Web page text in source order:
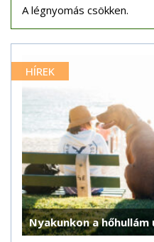
A légnyomás csökken.
HÍREK
Nyakunkon a hőhullám